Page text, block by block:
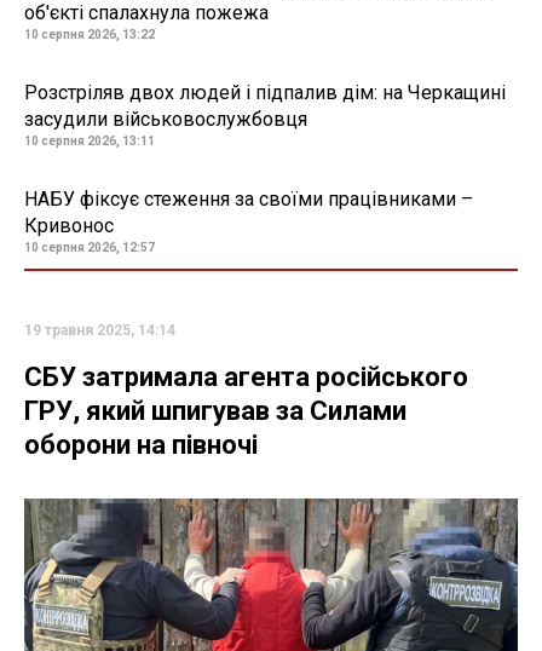
об'єкті спалахнула пожежа
10 серпня 2026, 13:22
Розстріляв двох людей і підпалив дім: на Черкащині
засудили військовослужбовця
10 серпня 2026, 13:11
НАБУ фіксує стеження за своїми працівниками –
Кривонос
10 серпня 2026, 12:57
19 травня 2025, 14:14
СБУ затримала агента російського
ГРУ, який шпигував за Силами
оборони на півночі